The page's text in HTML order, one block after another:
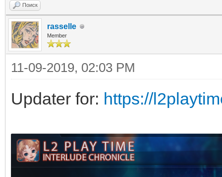
Поиск
rasselle
Member
11-09-2019, 02:03 PM
Updater for: https://